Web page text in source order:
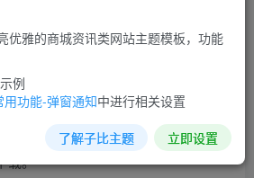
无水印
听到的内容会存入本地数据库中，
下载，或者可以勾选监听即下载，监
载。
优雅的商城资讯类网站主题模板，功能
例
用功能-弹窗通知中进行相关设置
了解子比主题 立即设置